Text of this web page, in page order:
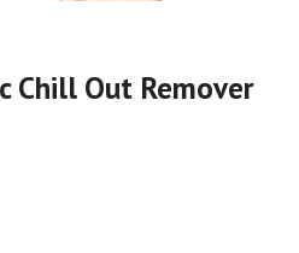
Chill Out Remover